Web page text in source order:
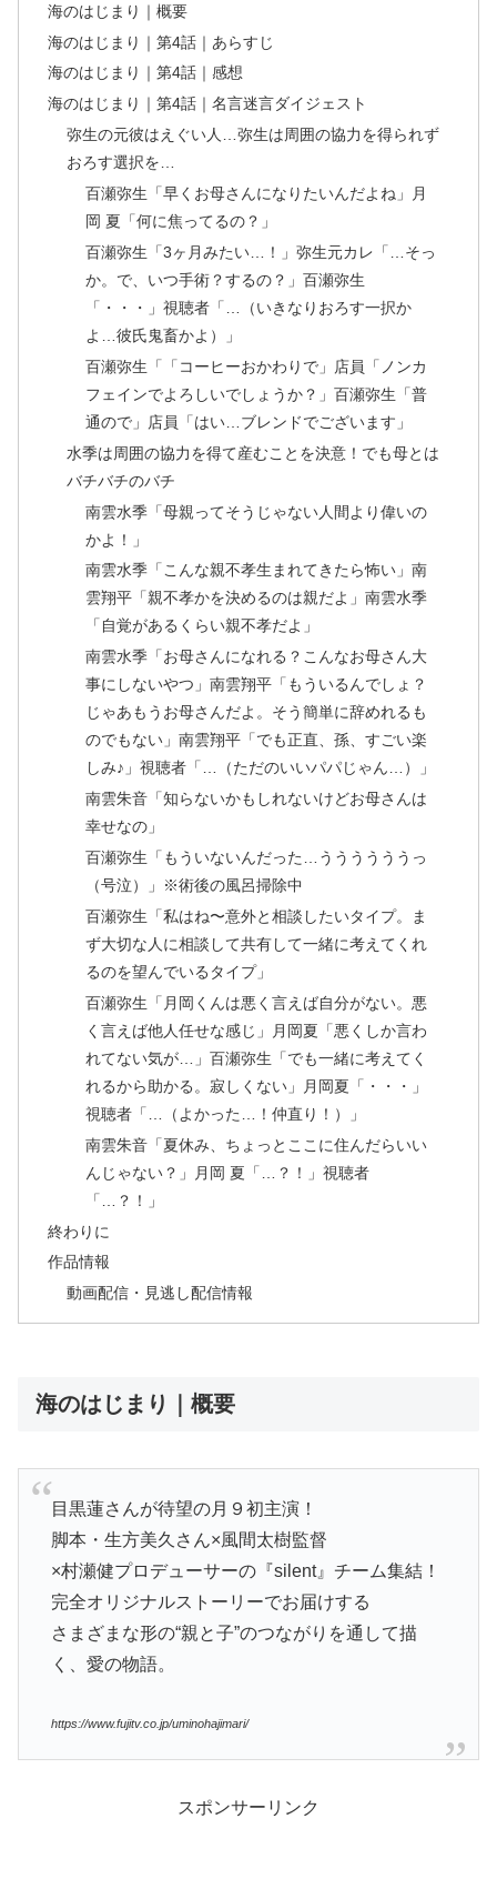
海のはじまり｜概要
海のはじまり｜第4話｜あらすじ
海のはじまり｜第4話｜感想
海のはじまり｜第4話｜名言迷言ダイジェスト
弥生の元彼はえぐい人…弥生は周囲の協力を得られず
おろす選択を…
百瀬弥生「早くお母さんになりたいんだよね」月
岡 夏「何に焦ってるの？」
百瀬弥生「3ヶ月みたい…！」弥生元カレ「…そっ
か。で、いつ手術？するの？」百瀬弥生
「・・・」視聴者「…（いきなりおろす一択か
よ…彼氏鬼畜かよ）」
百瀬弥生「「コーヒーおかわりで」店員「ノンカ
フェインでよろしいでしょうか？」百瀬弥生「普
通ので」店員「はい…ブレンドでございます」
水季は周囲の協力を得て産むことを決意！でも母とは
バチバチのバチ
南雲水季「母親ってそうじゃない人間より偉いの
かよ！」
南雲水季「こんな親不孝生まれてきたら怖い」南
雲翔平「親不孝かを決めるのは親だよ」南雲水季
「自覚があるくらい親不孝だよ」
南雲水季「お母さんになれる？こんなお母さん大
事にしないやつ」南雲翔平「もういるんでしょ？
じゃあもうお母さんだよ。そう簡単に辞めれるも
のでもない」南雲翔平「でも正直、孫、すごい楽
しみ♪」視聴者「…（ただのいいパパじゃん…）」
南雲朱音「知らないかもしれないけどお母さんは
幸せなの」
百瀬弥生「もういないんだった…ううううううっ
（号泣）」※術後の風呂掃除中
百瀬弥生「私はね〜意外と相談したいタイプ。ま
ず大切な人に相談して共有して一緒に考えてくれ
るのを望んでいるタイプ」
百瀬弥生「月岡くんは悪く言えば自分がない。悪
く言えば他人任せな感じ」月岡夏「悪くしか言わ
れてない気が…」百瀬弥生「でも一緒に考えてく
れるから助かる。寂しくない」月岡夏「・・・」
視聴者「…（よかった…！仲直り！）」
南雲朱音「夏休み、ちょっとここに住んだらいい
んじゃない？」月岡 夏「…？！」視聴者
「…？！」
終わりに
作品情報
動画配信・見逃し配信情報
海のはじまり｜概要
目黒蓮さんが待望の月９初主演！
脚本・生方美久さん×風間太樹監督
×村瀬健プロデューサーの『silent』チーム集結！
完全オリジナルストーリーでお届けする
さまざまな形の“親と子”のつながりを通して描
く、愛の物語。
https://www.fujitv.co.jp/uminohajimari/
スポンサーリンク